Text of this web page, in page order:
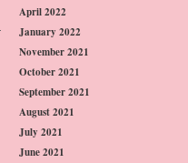
April 2022
January 2022
November 2021
October 2021
September 2021
August 2021
July 2021
June 2021